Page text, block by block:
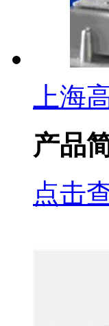
上海
产品
点击